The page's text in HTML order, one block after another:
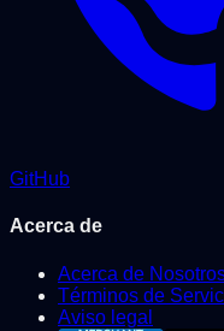
GitHub
Acerca de
Acerca de
Términos de
Aviso legal